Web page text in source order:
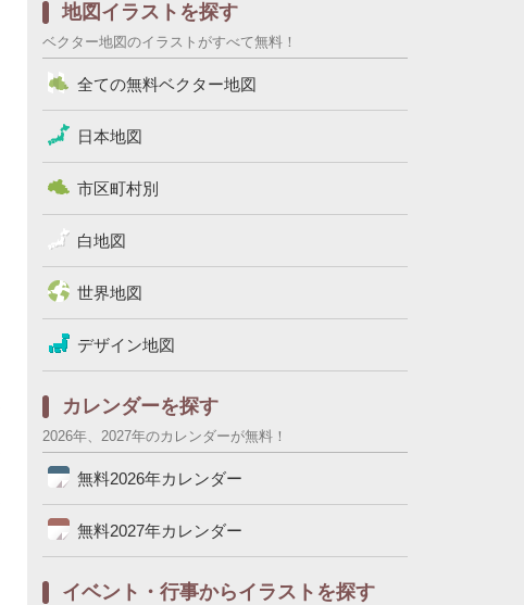
地図イラストを探す
ベクター地図のイラストがすべて無料！
全ての無料ベクター地図
日本地図
市区町村別
白地図
世界地図
デザイン地図
カレンダーを探す
2026年、2027年のカレンダーが無料！
無料2026年カレンダー
無料2027年カレンダー
イベント・行事からイラストを探す